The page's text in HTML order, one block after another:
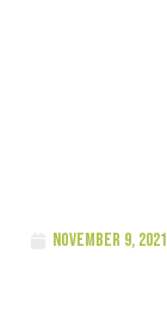
november 9, 2021